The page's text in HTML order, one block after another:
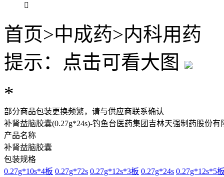

首页>中成药>内科用药
提示：点击可看大图
*
部分商品包装更换频繁，请与供应商联系确认
补肾益脑胶囊(0.27g*24s)-钓鱼台医药集团吉林天强制药股份有
产品名称
补肾益脑胶囊
包装规格
0.27g*10s*4板 0.27g*72s 0.27g*12s*3板 0.27g*24s 0.27g*12s*5